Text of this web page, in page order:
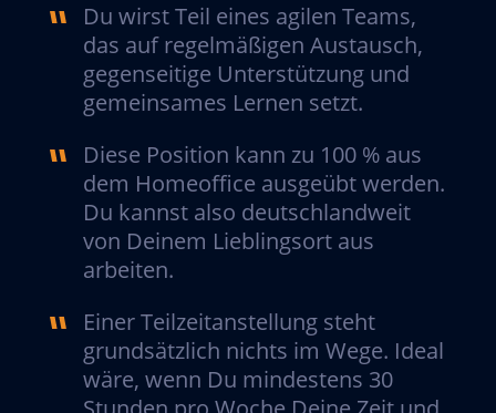
Du wirst Teil eines agilen Teams,
das auf regelmäßigen Austausch,
gegenseitige Unterstützung und
gemeinsames Lernen setzt.
Diese Position kann zu 100 % aus
dem Homeoffice ausgeübt werden.
Du kannst also deutschlandweit
von Deinem Lieblingsort aus
arbeiten.
Einer Teilzeitanstellung steht
grundsätzlich nichts im Wege. Ideal
wäre, wenn Du mindestens 30